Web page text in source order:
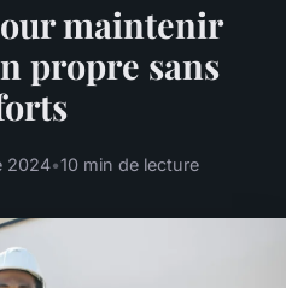
maintenir
propre sans
2024•10 min de lecture